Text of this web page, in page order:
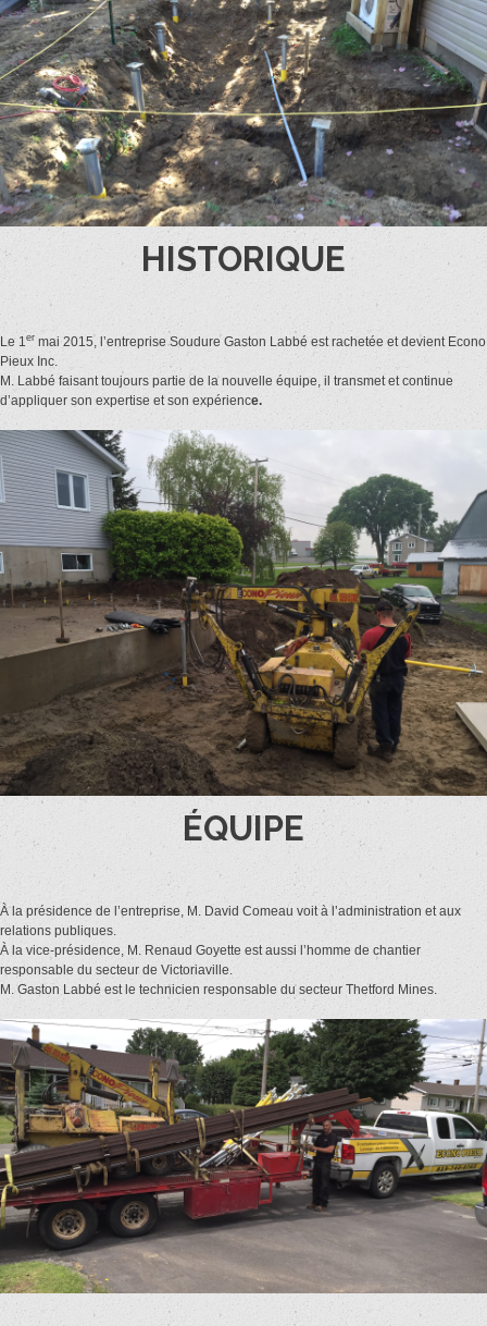
HISTORIQUE
Le 1 er mai 2015, l’entreprise Soudure Gaston Labbé est rachetée et devient Econo
Pieux Inc.
M. Labbé faisant toujours partie de la nouvelle équipe, il transmet et continue
d’appliquer son expertise et son expérience.
ÉQUIPE
À la présidence de l’entreprise, M. David Comeau voit à l’administration et aux
relations publiques.
À la vice-présidence, M. Renaud Goyette est aussi l’homme de chantier
responsable du secteur de Victoriaville.
M. Gaston Labbé est le technicien responsable du secteur Thetford Mines.